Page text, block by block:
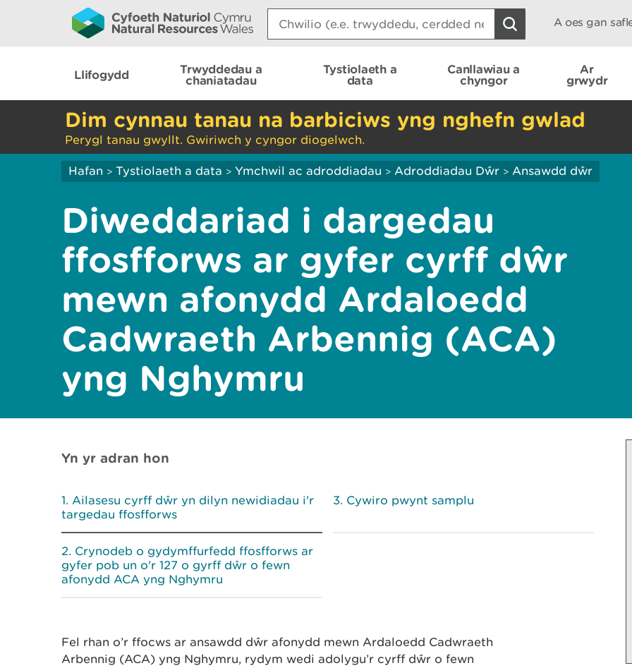
Search:
A oes gan
Llifogydd
Trwyddedau a
chaniatadau
Tystiolaeth a
data
Canllawiau a
chyngor
Ar
grwydr
Dim cynnau tanau na barbiciws yng nghefn gwlad
Perygl tanau gwyllt. Gwiriwch y cyngor diogelwch.
Hafan > Tystiolaeth a data > Ymchwil ac adroddiadau > Adroddiadau Dŵr > Ansawdd dŵr
Diweddariad i dargedau
ffosfforws ar gyfer cyrff dŵr
mewn afonydd Ardaloedd
Cadwraeth Arbennig (ACA)
yng Nghymru
Yn yr adran hon
Ailasesu cyrff dŵr yn dilyn newidiadau i'r
targedau ffosfforws
Crynodeb o gydymffurfedd ffosfforws ar
gyfer pob un o'r 127 o gyrff dŵr o fewn
afonydd ACA yng Nghymru
Cywiro pwynt samplu
Fel rhan o’r ffocws ar ansawdd dŵr afonydd mewn Ardaloedd Cadwraeth
Arbennig (ACA) yng Nghymru, rydym wedi adolygu’r cyrff dŵr o fewn